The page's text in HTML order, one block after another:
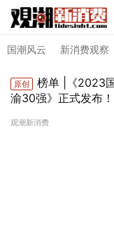
国潮风云 新消费观察
原创
榜单 |《2023
渝30强》正式发布！
观潮新消费